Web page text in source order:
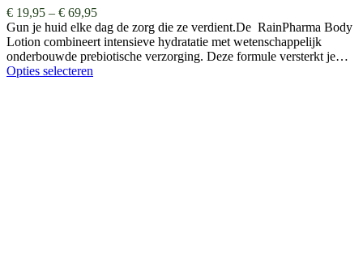
€ 19,95 – € 69,95
Gun je huid elke dag de zorg die ze verdient.De RainPharma Body
Lotion combineert intensieve hydratatie met wetenschappelijk
onderbouwde prebiotische verzorging. Deze formule versterkt je…
Opties selecteren